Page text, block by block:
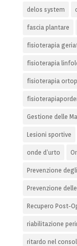
delos system
fascia plantare
fisioterapia
fisioterapia
fisioterapia
Gestione delle
Lesioni sportive
onde d’urto
Prevenzione
Prevenzione
Recupero Post-
riabilitazione
ritardo nel